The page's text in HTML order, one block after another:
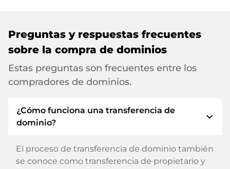
Preguntas y respuestas frecuentes
sobre la compra de dominios
Estas preguntas son frecuentes entre los
compradores de dominios.
¿Cómo funciona una transferencia de
dominio?
expand_more
El proceso de transferencia de dominio también
se conoce como transferencia de propietario y